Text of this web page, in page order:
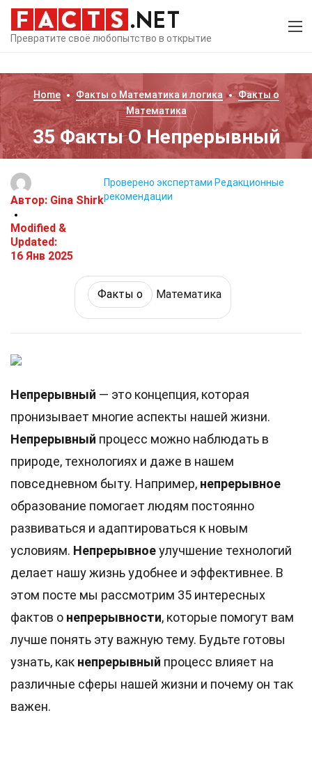
Превратите своё любопытство в открытие
Home Факты о Математика и логика
Факты о
Математика
35 Факты О Непрерывный
Автор: Gina Shirk
Modified &
Updated:
16 Янв 2025
Проверено экспертами Редакционные
рекомендации
Факты о Математика
Непрерывный — это концепция, которая
пронизывает многие аспекты нашей жизни.
Непрерывный процесс можно наблюдать в
природе, технологиях и даже в нашем
повседневном быту. Например, непрерывное
образование помогает людям постоянно
развиваться и адаптироваться к новым
условиям. Непрерывноеулучшение технологий
делает нашу жизнь удобнее и эффективнее. В
этом посте мы рассмотрим 35 интересных
фактов о непрерывности, которые помогут вам
лучше понять эту важную тему. Будьте готовы
узнать, как непрерывный процесс влияет на
различные сферы нашей жизни и почему он так
важен.